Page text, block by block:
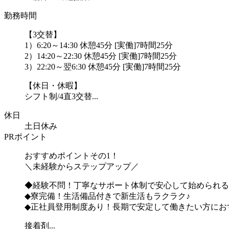
勤務時間
【3交替】
1）6:20～14:30 休憩45分 [実働]7時間25分
2）14:20～22:30 休憩45分 [実働]7時間25分
3）22:20～翌6:30 休憩45分 [実働]7時間25分
【休日・休暇】
シフト制/4直3交替...
休日
土日休み
PRポイント
おすすめポイントその1！
＼未経験からステップアップ／
◆経験不問！丁寧なサポート体制で安心して始められ
◆寮完備！生活備品付きで新生活もラクラク♪
◆正社員登用制度あり！長期で安定して働きたい方にお
接着剤...